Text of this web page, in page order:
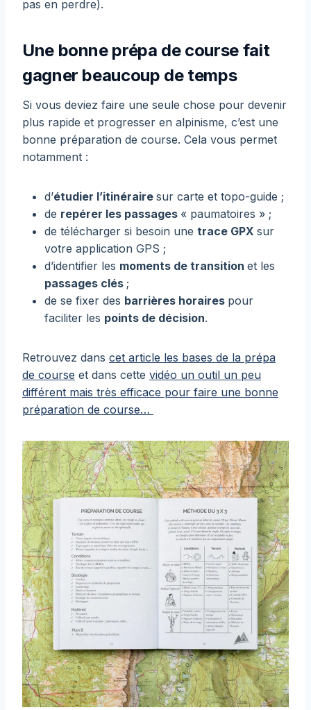
pas en perdre).
Une bonne prépa de course fait
gagner beaucoup de temps
Si vous deviez faire une seule chose pour devenir
plus rapide et progresser en alpinisme, c’est une
bonne préparation de course. Cela vous permet
notamment :
d’étudier l’itinéraire sur carte et topo-guide ;
de repérer les passages « paumatoires » ;
de télécharger si besoin une trace GPX sur
votre application GPS ;
d’identifier les moments de transition et les
passages clés ;
de se fixer des barrières horaires pour
faciliter les points de décision.
Retrouvez dans cet article les bases de la prépa
de course et dans cette vidéo un outil un peu
différent mais très efficace pour faire une bonne
préparation de course…